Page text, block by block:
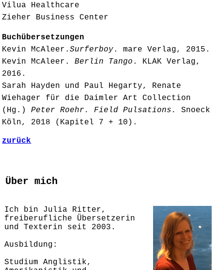
Vilua Healthcare
Zieher Business Center
Buchübersetzungen
Kevin McAleer.Surferboy. mare Verlag, 2015.
Kevin McAleer.Berlin Tango . KLAK Verlag,
2016.
Sarah Hayden und Paul Hegarty, Renate
Wiehager für die Daimler Art Collection
(Hg.)Peter Roehr. Field Pulsations.Snoeck
Köln, 2018 (Kapitel 7 + 10).
zurück
Über mich
Ich bin Julia Ritter,
freiberufliche Übersetzerin
und Texterin seit 2003.
Ausbildung:
Studium Anglistik,